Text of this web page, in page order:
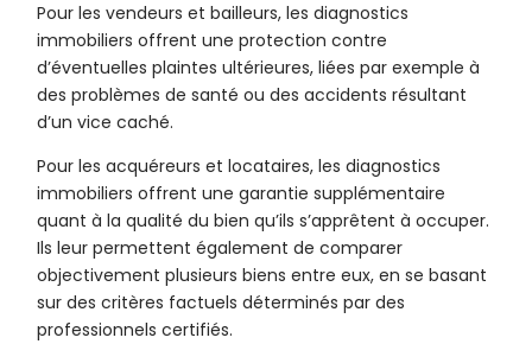
Pour les vendeurs et bailleurs, les diagnostics
immobiliers offrent une protection contre
d’éventuelles plaintes ultérieures, liées par exemple à
des problèmes de santé ou des accidents résultant
d’un vice caché.
Pour les acquéreurs et locataires, les diagnostics
immobiliers offrent une garantie supplémentaire
quant à la qualité du bien qu’ils s’apprêtent à occuper.
Ils leur permettent également de comparer
objectivement plusieurs biens entre eux, en se basant
sur des critères factuels déterminés par des
professionnels certifiés.